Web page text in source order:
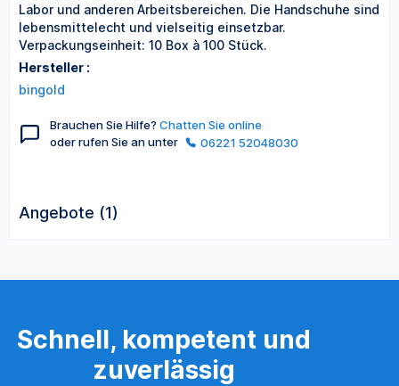
Labor und anderen Arbeitsbereichen. Die Handschuhe sind
lebensmittelecht und vielseitig einsetzbar.
Verpackungseinheit: 10 Box à 100 Stück.
Hersteller :
bingold
Brauchen Sie Hilfe? Chatten Sie online
oder rufen Sie an unter
06221 52048030
Angebote (1)
Schnell, kompetent und
zuverlässig